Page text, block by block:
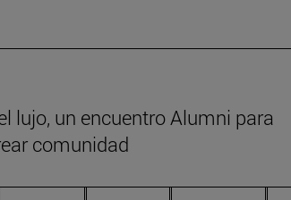
lujo, un encuentro Alumni para
comunidad